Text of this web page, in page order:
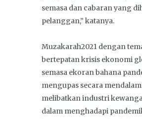
semasa dan cabaran yang
pelanggan,” katanya.
Muzakarah2021 dengan
bertepatan krisis ekonomi
semasa ekoran bahana
mengupas secara
melibatkan industri
dalam menghadapi